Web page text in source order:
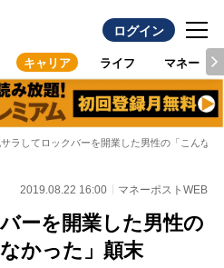
ログイン
キャリア ライフ マネー
サラしてロックバーを開業した男性の「こんな
2019.08.22 16:00 マネーポストWEB
ーを開業した男性の
かった」顛末